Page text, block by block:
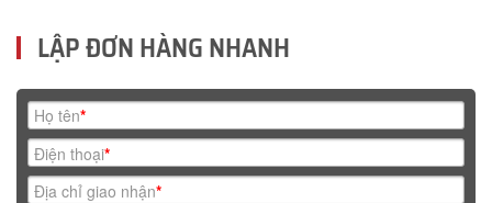
LẬP ĐƠN HÀNG NHANH
Họ tên*
Điện thoại*
Địa chỉ giao nhận*